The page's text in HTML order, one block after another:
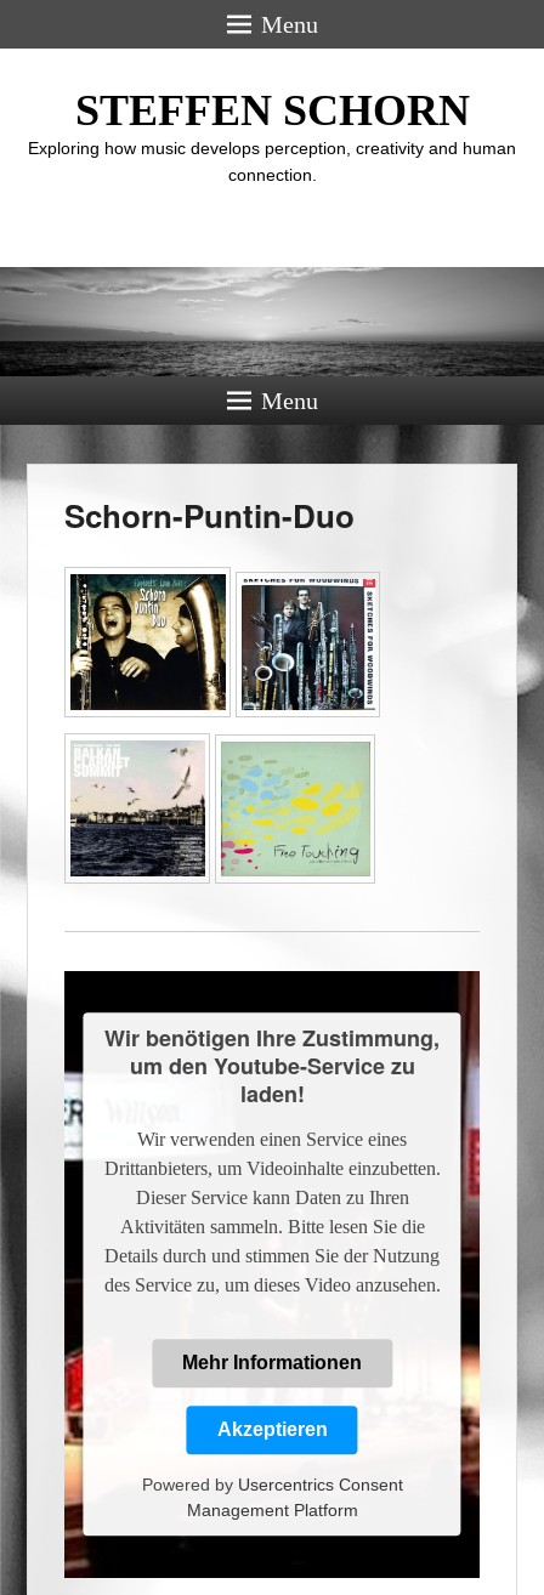
Menu
STEFFEN SCHORN
Exploring how music develops perception, creativity and human
connection.
Menu
Schorn-Puntin-Duo
Wir benötigen Ihre Zustimmung,
um den Youtube-Service zu
laden!
Wir verwenden einen Service eines
Drittanbieters, um Videoinhalte einzubetten.
Dieser Service kann Daten zu Ihren
Aktivitäten sammeln. Bitte lesen Sie die
Details durch und stimmen Sie der Nutzung
des Service zu, um dieses Video anzusehen.
Mehr Informationen
Akzeptieren
Powered by Usercentrics Consent
Management Platform